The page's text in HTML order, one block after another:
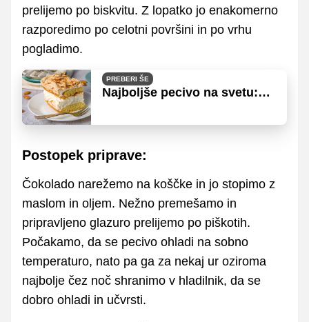
prelijemo po biskvitu. Z lopatko jo enakomerno
razporedimo po celotni površini in po vrhu
pogladimo.
PREBERI ŠE
Najboljše pecivo na svetu:
Postopek priprave:
Čokolado narežemo na koščke in jo stopimo z
maslom in oljem. Nežno premešamo in
pripravljeno glazuro prelijemo po piškotih.
Počakamo, da se pecivo ohladi na sobno
temperaturo, nato pa ga za nekaj ur oziroma
najbolje čez noč shranimo v hladilnik, da se
dobro ohladi in učvrsti.